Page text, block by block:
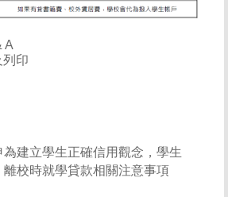
A
印
為建立學生正確信用觀念，學生
校時就學貸款相關注意事項